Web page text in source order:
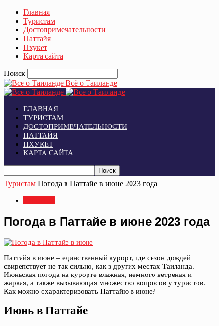
Главная
Туристам
Достопримечательности
Паттайя
Пхукет
Карта сайта
Поиск
Всё о Таиланде
ГЛАВНАЯ
ТУРИСТАМ
ДОСТОПРИМЕЧАТЕЛЬНОСТИ
ПАТТАЙЯ
ПХУКЕТ
КАРТА САЙТА
Туристам Погода в Паттайе в июне 2023 года
Погода в Паттайе в июне 2023 года
Паттайя в июне – единственный курорт, где сезон дождей
свирепствует не так сильно, как в других местах Таиланда.
Июньская погода на курорте влажная, немного ветреная и
жаркая, а также вызывающая множество вопросов у туристов.
Как можно охарактеризовать Паттайю в июне?
Июнь в Паттайе